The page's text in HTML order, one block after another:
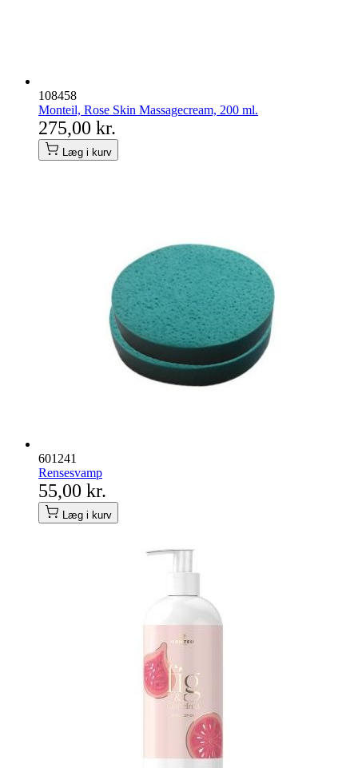
108458
Monteil, Rose Skin Massagecream, 200 ml.
275,00 kr.
Læg i kurv
601241
Rensesvamp
55,00 kr.
Læg i kurv